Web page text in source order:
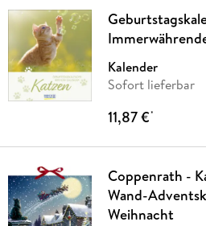
Kalender
Sofort lieferbar
11,87 €*
Coppenrath -
Wand-
Weihnacht